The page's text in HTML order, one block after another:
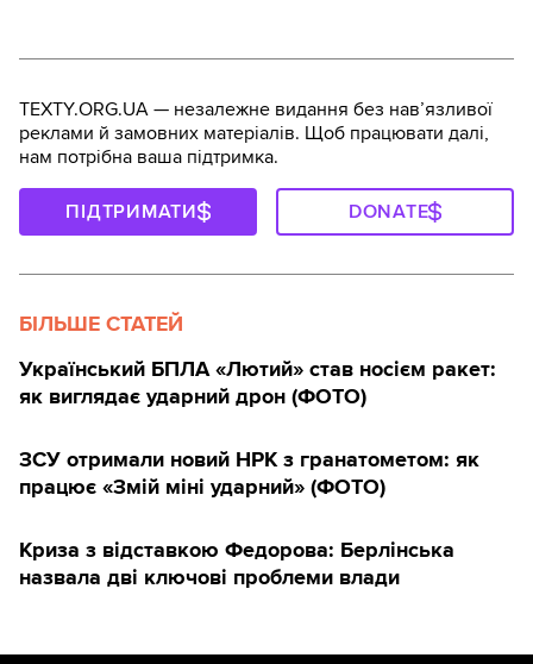
TEXTY.ORG.UA — незалежне видання без навʼязливої
реклами й замовних матеріалів. Щоб працювати далі,
нам потрібна ваша підтримка.
ПІДТРИМАТИ DONATE
БІЛЬШЕ СТАТЕЙ
Український БПЛА «Лютий» став носієм ракет:
як виглядає ударний дрон (ФОТО)
ЗСУ отримали новий НРК з гранатометом: як
працює «Змій міні ударний» (ФОТО)
Криза з відставкою Федорова: Берлінська
назвала дві ключові проблеми влади